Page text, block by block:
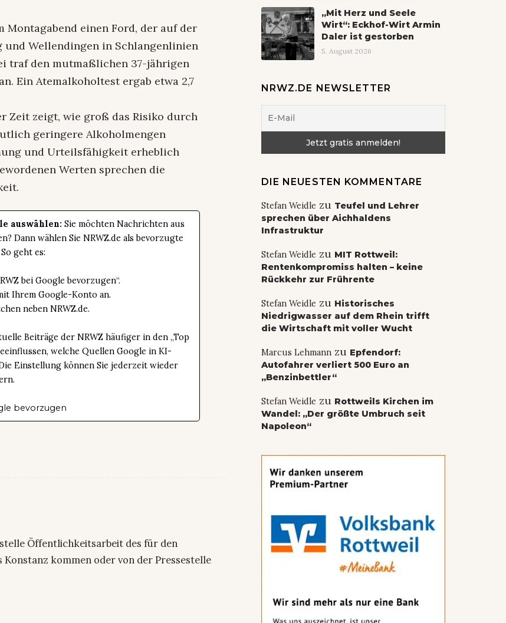
Montagabend einen Ford, der auf der
und Wellendingen in Schlangenlinien
traf den mutmaßlichen 37-jährigen
Ein Atemalkoholtest ergab etwa 2,7
Zeit zeigt, wie groß das Risiko durch
geringere Alkoholmengen
und Urteilsfähigkeit erheblich
Werten sprechen die
auswählen: Sie möchten Nachrichten aus
Dann wählen Sie NRWZ.de als bevorzugte
geht es:
bei Google bevorzugen“.
Ihrem Google-Konto an.
neben NRWZ.de.
Beiträge der NRWZ häufiger in den „Top
welche Quellen Google in KI-
Einstellung können Sie jederzeit wieder
bevorzugen
Öffentlichkeitsarbeit des für den
kommen oder von der Pressestelle
„Mit Herz und Seele
Wirt“: Eckhof-Wirt Armin
Daler ist gestorben
5. August 2026
NRWZ.DE NEWSLETTER
DIE NEUESTEN KOMMENTARE
Stefan Weidle zu Teufel und Lehrer
sprechen über Aichhaldens
Infrastruktur
Stefan Weidle zu MIT Rottweil:
Rentenkompromiss halten – keine
Rückkehr zur Frührente
Stefan Weidle zu Historisches
Niedrigwasser auf dem Rhein trifft
die Wirtschaft mit voller Wucht
Marcus Lehmannzu Epfendorf:
Autofahrer verliert 500 Euro an
„Benzinbettler“
Stefan Weidle zu Rottweils Kirchen im
Wandel: „Der größte Umbruch seit
Napoleon“